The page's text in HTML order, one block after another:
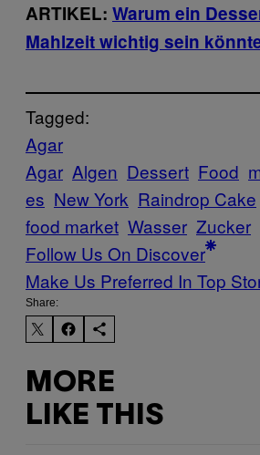
ARTIKEL: Warum ein
Mahlzeit wichtig sein
Tagged:
Agar
Agar Algen Dessert Food
es New York Raindrop Cake
food market Wasser Zucker
Follow Us On Discover
Make Us Preferred In Top
Share:
MORE
LIKE THIS